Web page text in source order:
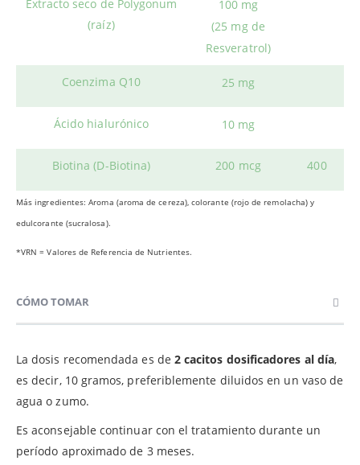
Extracto seco de Polygonum
(raíz)
100 mg
(25 mg de
Resveratrol)
Coenzima Q10 25 mg
Ácido hialurónico 10 mg
Biotina (D-Biotina) 200 mcg 400
Más ingredientes: Aroma (aroma de cereza), colorante (rojo de remolacha) y
edulcorante (sucralosa).
*VRN = Valores de Referencia de Nutrientes.
CÓMO TOMAR
La dosis recomendada es de 2 cacitos dosificadores al día,
es decir, 10 gramos, preferiblemente diluidos en un vaso de
agua o zumo.
Es aconsejable continuar con el tratamiento durante un
período aproximado de 3 meses.